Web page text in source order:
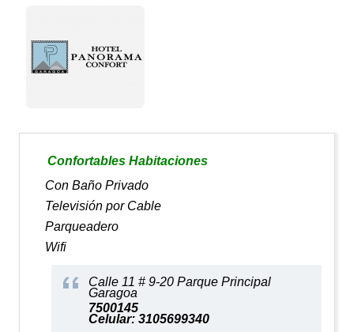
Confortables Habitaciones
Con Baño Privado
Televisión por Cable
Parqueadero
Wifi
Calle 11 # 9-20 Parque Principal
Garagoa
7500145
Celular: 3105699340